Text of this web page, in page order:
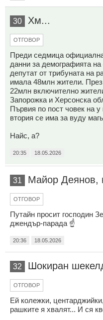
30 Хм...
ОТГОВОР
Преди седмица
данни за демографията
депутат от трибуната на
имала 48млн жители.
22млн включително
Запорожка и Херсонска
Първия по пост човек на
втория се има за вуду
Найс, а?
20:35 18.05.2026
31 Майор Деянов,
ОТГОВОР
Путайн просит господин
джeндъp-парада ☝️
20:36 18.05.2026
32 Шокиран
ОТГОВОР
Ей колежки,
рашките я хвалят... И ся